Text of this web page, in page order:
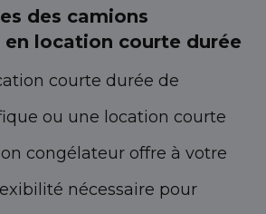
des camions
location courte durée
courte durée de
ou une location courte
congélateur offre à votre
nécessaire pour